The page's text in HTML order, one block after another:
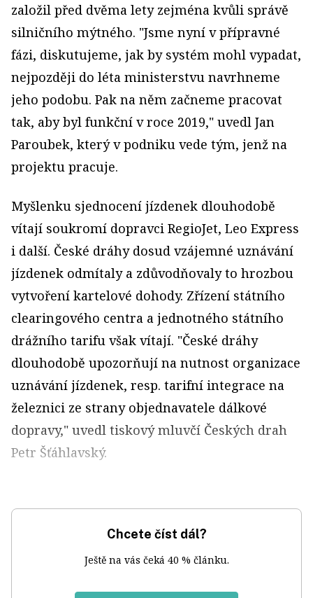
založil před dvěma lety zejména kvůli správě
silničního mýtného. "Jsme nyní v přípravné
fázi, diskutujeme, jak by systém mohl vypadat,
nejpozději do léta ministerstvu navrhneme
jeho podobu. Pak na něm začneme pracovat
tak, aby byl funkční v roce 2019," uvedl Jan
Paroubek, který v podniku vede tým, jenž na
projektu pracuje.
Myšlenku sjednocení jízdenek dlouhodobě
vítají soukromí dopravci RegioJet, Leo Express
i další. České dráhy dosud vzájemné uznávání
jízdenek odmítaly a zdůvodňovaly to hrozbou
vytvoření kartelové dohody. Zřízení státního
clearingového centra a jednotného státního
drážního tarifu však vítají. "České dráhy
dlouhodobě upozorňují na nutnost organizace
uznávání jízdenek, resp. tarifní integrace na
železnici ze strany objednavatele dálkové
dopravy," uvedl tiskový mluvčí Českých drah
Petr Šťáhlavský.
Chcete číst dál?
Ještě na vás čeká 40 % článku.